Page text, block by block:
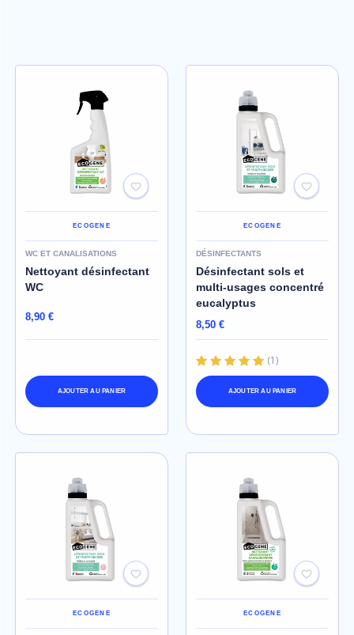
ECOGENE
WC ET CANALISATIONS
Nettoyant désinfectant
WC
8,90 €
AJOUTER AU PANIER
ECOGENE
DÉSINFECTANTS
Désinfectant sols et
multi-usages concentré
eucalyptus
8,50 €
(1)
AJOUTER AU PANIER
ECOGENE ECOGENE